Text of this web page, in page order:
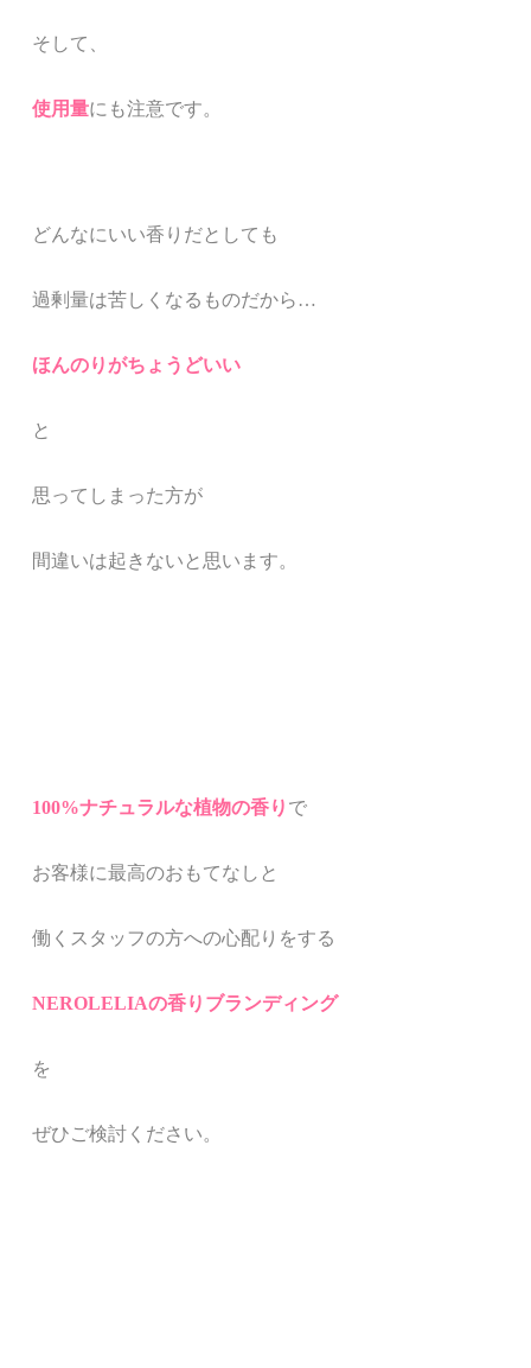
そして、
使用量にも注意です。
どんなにいい香りだとしても
過剰量は苦しくなるものだから…
ほんのりがちょうどいい
と
思ってしまった方が
間違いは起きないと思います。
100%ナチュラルな植物の香り で
お客様に最高のおもてなしと
働くスタッフの方への心配りをする
NEROLELIAの香りブランディング
を
ぜひご検討ください。